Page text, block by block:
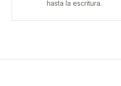
hasta la escritura.